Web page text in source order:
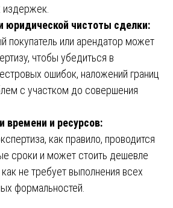
издержек.
юридической чистоты сделки:
покупатель или арендатор может
чтобы убедиться в
ошибок, наложений границ
с участком до совершения
времени и ресурсов:
как правило, проводится
сроки и может стоить дешевле
не требует выполнения всех
формальностей.